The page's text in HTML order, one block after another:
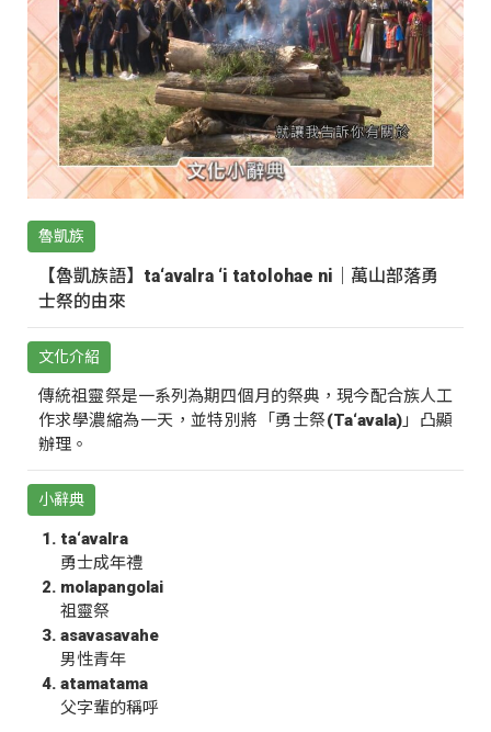
魯凱族
【魯凱族語】ta‘avalra ‘i tatolohae ni｜萬山部落勇
士祭的由來
文化介紹
傳統祖靈祭是一系列為期四個月的祭典，現今配合族人工
作求學濃縮為一天，並特別將「勇士祭(Ta‘avala)」凸顯
辦理。
小辭典
ta‘avalra
勇士成年禮
molapangolai
祖靈祭
asavasavahe
男性青年
atamatama
父字輩的稱呼